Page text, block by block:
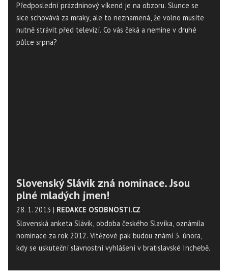
Předposlední prázdninový víkend je na obzoru. Slunce se
sice schovává za mraky, ale to neznamená, že volno musíte
nutně strávit před televizí. Co vás čeká a nemine v druhé
půlce srpna?
Slovenský Slávik zná nominace. Jsou
plné mladých jmen!
28. 1. 2013 | REDAKCE OSOBNOSTI.CZ
Slovenská anketa Slávik, obdoba českého Slavíka, oznámila
nominace za rok 2012. Vítězové pak budou známí 3. února,
kdy se uskuteční slavnostní vyhlášení v bratislavské Inchebě.